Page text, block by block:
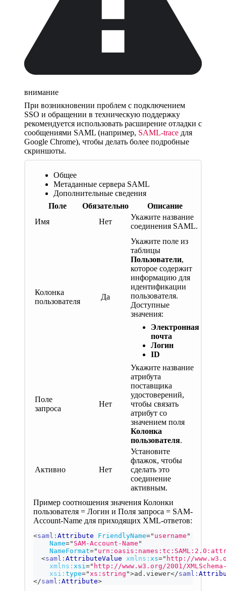
внимание
При возникновении проблем с подключением
SSO и обращении в техническую поддержку
рекомендуется использовать расширение отладки c
сообщениями SAML (например, SAML-trace для
Google Chrome), чтобы делать более подробные
скриншоты.
Общее
Метаданные сервера SAML
Дополнительные сведения
Поле
Обязательно
Описание
Имя
Нет
Укажите название
соединения SAML.
Колонка
пользователя
Да
Укажите поле из
таблицы
Пользователи,
которое содержит
информацию для
идентификации
пользователя.
Доступные
значения:
Электронная
почта
Логин
ID
Поле
запроса
Нет
Укажите название
атрибута
поставщика
удостоверений,
чтобы связать
атрибут со
значением поля
Колонка
пользователя.
Активно Нет
Установите
флажок, чтобы
сделать это
соединение
активным.
Пример соотношения значения Колонки
пользователя = Логин и Поля запроса = SAM-
Account-Name для приходящих XML-ответов:
<saml: Attribute FriendlyName=" username "
Name=" SAM-Account-Name "
NameFormat="
<saml: AttributeValue xmlns: xs=" http://
xmlns: xsi =" http://www.w3.org/2001/
xsi: type=" xs:string ">ad.viewer</saml:
</saml: Attribute>